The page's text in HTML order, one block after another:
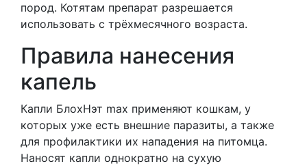
пород. Котятам препарат разрешается
использовать с трёхмесячного возраста.
Правила нанесения
капель
Капли БлохНэт max применяют кошкам, у
которых уже есть внешние паразиты, а также
для профилактики их нападения на питомца.
Наносят капли однократно на сухую